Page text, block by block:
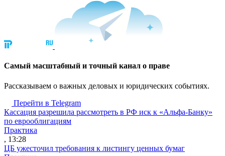
Cамый масштабный и точный канал о праве
Рассказываем о важных деловых и юридических событиях.
Перейти в Telegram
Кассация разрешила рассмотреть в РФ иск к «Альфа-Банку»
по еврооблигациям
Практика
, 13:28
ЦБ ужесточил требования к листингу ценных бумаг